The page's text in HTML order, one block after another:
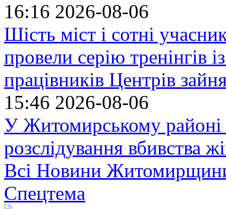
16:16 2026-08-06
Шість міст і сотні
провели серію тренінгів
працівників Центрів
15:46 2026-08-06
У Житомирському районі
розслідування вбивства
Всі Новини
Спецтема